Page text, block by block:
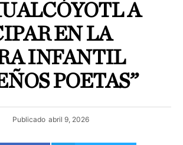
A
EN LA
INFANTIL
POETAS”
Publicado abril 9, 2026